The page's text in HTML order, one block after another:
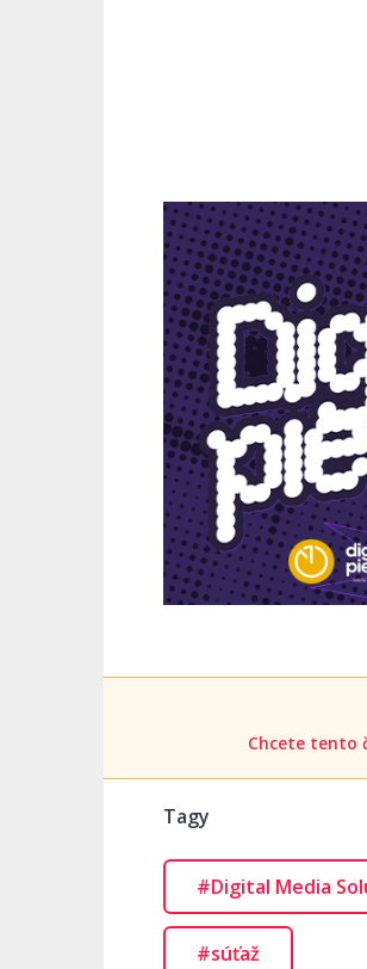
Chcete tento
Tagy
#Digital Media
#súťaž